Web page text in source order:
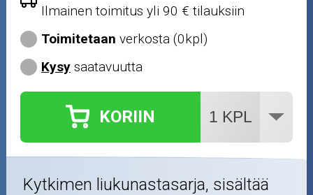
Ilmainen toimitus yli 90 € tilauksiin
Toimitetaan verkosta (0kpl)
Kysy saatavuutta
KORIIN
Kytkimen liukunastasarja, sisältää